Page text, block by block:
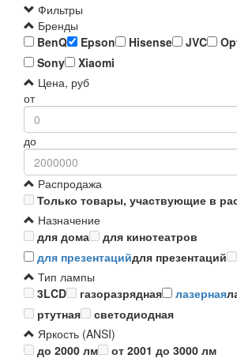
Фильтры
Бренды
BenQ
Epson Hisense JVC
Sony
Xiaomi
Цена, руб
от
до
Распродажа
Только товары, участвующие в
Назначение
для дома
для кинотеатров
для презентацийдля презентаций
Тип лампы
3LCD
газоразрядная лазерная
ртутная
светодиодная
Яркость (ANSI)
до 2000 лм
от 2001 до 3000 лм